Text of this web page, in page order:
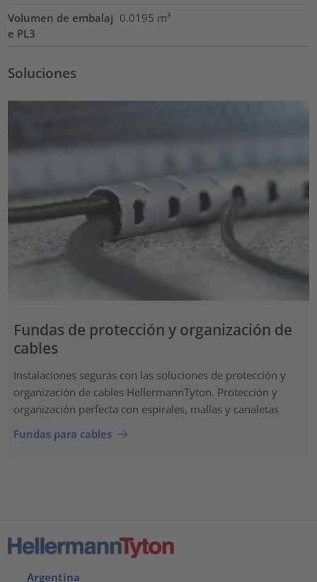
Volumen de embalaj
e PL3
0.0195 m³
Soluciones
Fundas de protección y organización de
cables
Instalaciones seguras con las soluciones de protección y
organización de cables HellermannTyton. Protección y
organización perfecta con espirales, mallas y canaletas
Fundas para cables
Argentina